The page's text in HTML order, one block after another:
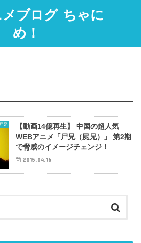
ブログ ちゃに
め！
兄
【動画14億再生】 中国の超人気
WEBアニメ「尸兄（屍兄）」 第2期
で脅威のイメージチェンジ！
2015.04.16